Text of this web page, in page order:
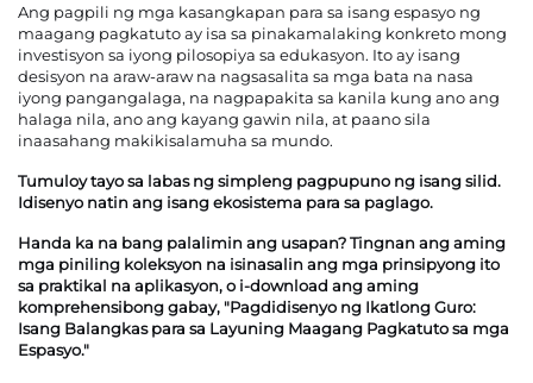
Ang pagpili ng mga kasangkapan para sa isang espasyo ng
maagang pagkatuto ay isa sa pinakamalaking konkreto mong
investisyon sa iyong pilosopiya sa edukasyon. Ito ay isang
desisyon na araw-araw na nagsasalita sa mga bata na nasa
iyong pangangalaga, na nagpapakita sa kanila kung ano ang
halaga nila, ano ang kayang gawin nila, at paano sila
inaasahang makikisalamuha sa mundo.
Tumuloy tayo sa labas ng simpleng pagpupuno ng isang silid.
Idisenyo natin ang isang ekosistema para sa paglago.
Handa ka na bang palalimin ang usapan? Tingnan ang aming
mga piniling koleksyon na isinasalin ang mga prinsipyong ito
sa praktikal na aplikasyon, o i-download ang aming
komprehensibong gabay, "Pagdidisenyo ng Ikatlong Guro:
Isang Balangkas para sa Layuning Maagang Pagkatuto sa mga
Espasyo."